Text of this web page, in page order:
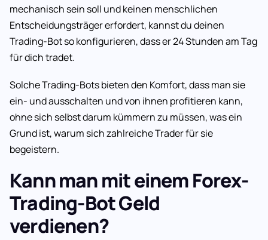
mechanisch sein soll und keinen menschlichen
Entscheidungsträger erfordert, kannst du deinen
Trading-Bot so konfigurieren, dass er 24 Stunden am Tag
für dich tradet.
Solche Trading-Bots bieten den Komfort, dass man sie
ein- und ausschalten und von ihnen profitieren kann,
ohne sich selbst darum kümmern zu müssen, was ein
Grund ist, warum sich zahlreiche Trader für sie
begeistern.
Kann man mit einem Forex-
Trading-Bot Geld
verdienen?